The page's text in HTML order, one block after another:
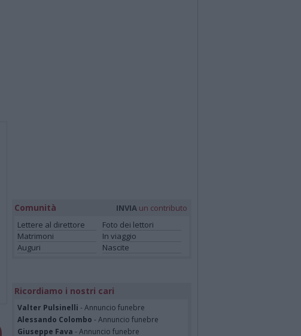
Comunità INVIA un contributo
Lettere al direttore
Foto dei lettori
Matrimoni
In viaggio
Auguri
Nascite
Ricordiamo i nostri cari
Valter Pulsinelli - Annuncio funebre
Alessando Colombo - Annuncio funebre
Giuseppe Fava - Annuncio funebre